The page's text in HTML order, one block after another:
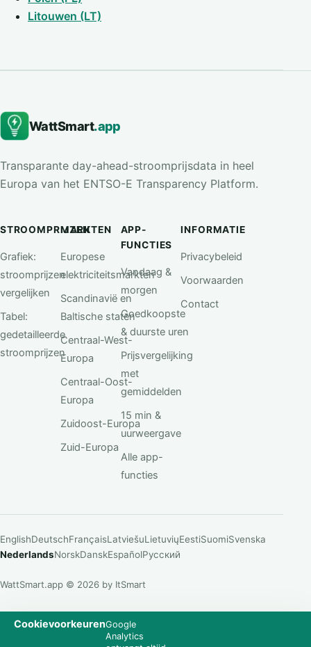
CookievoorkeurenGoogle
Analytics
Litouwen (LT)
WattSmart.app
Transparante day-ahead-stroomprijsdata in heel
Europa van het ENTSO-E Transparency Platform.
STROOMPRIJZEN
Grafiek:
stroomprijzen
vergelijken
Tabel:
gedetailleerde
stroomprijzen
MARKTEN
Europese
elektriciteitsmarkten
Scandinavië en
Baltische staten
Centraal-West-
Europa
Centraal-Oost-
Europa
Zuidoost-Europa
Zuid-Europa
APP-
FUNCTIES
Vandaag &
morgen
Goedkoopste
& duurste uren
Prijsvergelijking
met
gemiddelden
15 min &
uurweergave
Alle app-
functies
INFORMATIE
Privacybeleid
Voorwaarden
Contact
EnglishDeutschFrançaisLatviešuLietuviųEestiSuomiSvenska
NederlandsNorskDanskEspañolРусский
WattSmart.app © 2026 by ItSmart